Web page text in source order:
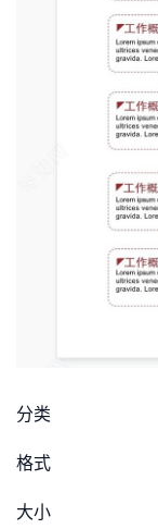
分类
格式
大小